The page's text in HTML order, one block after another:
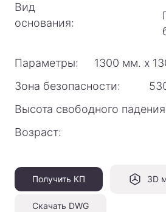
Вид
основания:
Параметры: 1300 мм. х
Зона безопасности:
Высота свободного
Возраст:
Получить КП 3D
Скачать DWG